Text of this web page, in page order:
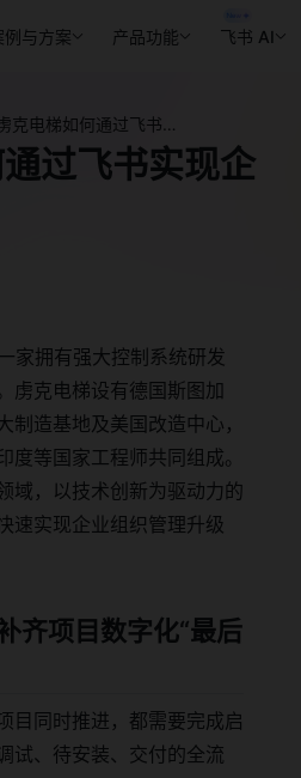
例与方案 产品功能 飞书 AI
过飞书实现企
家拥有强大控制系统研发
虏克电梯设有德国斯图加
造基地及美国改造中心，
等国家工程师共同组成。
域，以技术创新为驱动力的
速实现企业组织管理升级
齐项目数字化“最后
目同时推进，都需要完成启
试、待安装、交付的全流